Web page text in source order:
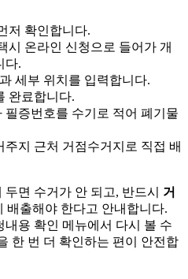
저 확인합니다.
시 온라인 신청으로 들어가 개
다.
세부 위치를 입력합니다.
완료합니다.
필증번호를 수기로 적어 폐기물
주지 근처 거점수거지로 직접 배
두면 수거가 안 되고, 반드시 거
배출해야 한다고 안내합니다.
용 확인 메뉴에서 다시 볼 수
한 번 더 확인하는 편이 안전합